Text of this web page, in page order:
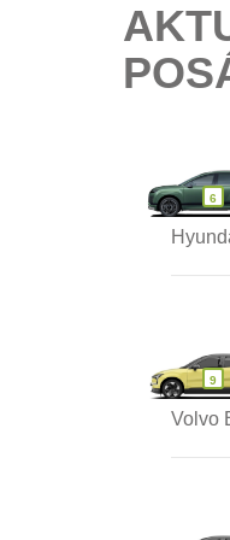
6
9
Volvo